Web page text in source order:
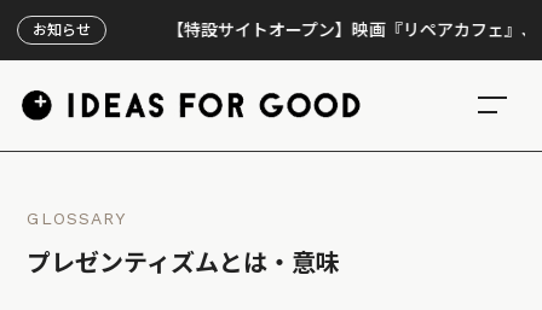
お知らせ 【特設サイトオープン】映画『リペアカフェ』、上映300
GLOSSARY
プレゼンティズムとは・意味